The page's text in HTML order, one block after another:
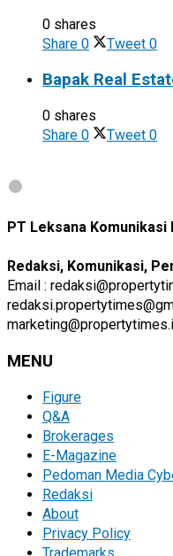
0 shares
Share 0 Tweet 0
Bapak Real
0 shares
Share 0 Tweet 0
PT Leksana Komunikasi
Redaksi, Komunikasi,
Email :
MENU
Figure
Q&A
Brokerages
E-Magazine
Pedoman Media
Redaksi
About
Privacy Policy
Trademarks